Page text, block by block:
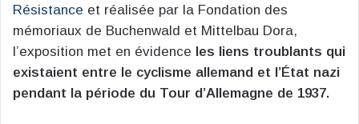
Résistance et réalisée par la Fondation des
mémoriaux de Buchenwald et Mittelbau Dora,
l’exposition met en évidence les liens troublants qui
existaient entre le cyclisme allemand et l’État nazi
pendant la période du Tour d’Allemagne de 1937.